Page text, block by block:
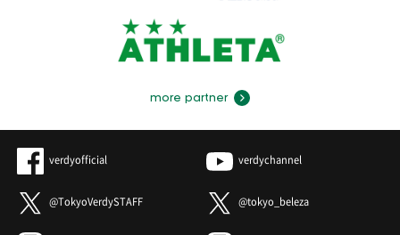
more partner
verdyofficial verdychannel
@TokyoVerdySTAFF @tokyo_beleza